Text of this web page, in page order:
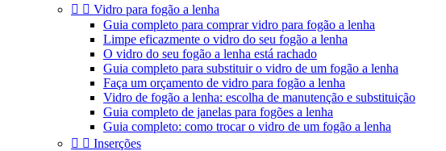
  Vidro para fogão a lenha
Guia completo para comprar vidro para fogão a lenha
Limpe eficazmente o vidro do seu fogão a lenha
O vidro do seu fogão a lenha está rachado
Guia completo para substituir o vidro de um fogão a lenha
Faça um orçamento de vidro para fogão a lenha
Vidro de fogão a lenha: escolha de manutenção e substituição
Guia completo de janelas para fogões a lenha
Guia completo: como trocar o vidro de um fogão a lenha
  Inserções